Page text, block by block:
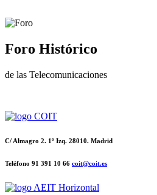
Foro Histórico
de las Telecomunicaciones
C/ Almagro 2. 1º Izq. 28010. Madrid
Teléfono 91 391 10 66 coit@coit.es